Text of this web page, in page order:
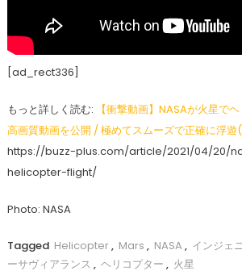
[ad_rect336]
もっと詳しく読む:
【衝撃動画】NASAが火星で
高画質動画を公開 / 極めてスムーズで正確に浮
https://buzz-plus.com/article/2021/04/20/
helicopter-flight/
Photo: NASA
Tagged Helicopter, Mars , NASA , インジェ
ーサヴィアランス , ヘリコプター , 火星